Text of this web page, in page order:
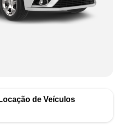
de Veículos